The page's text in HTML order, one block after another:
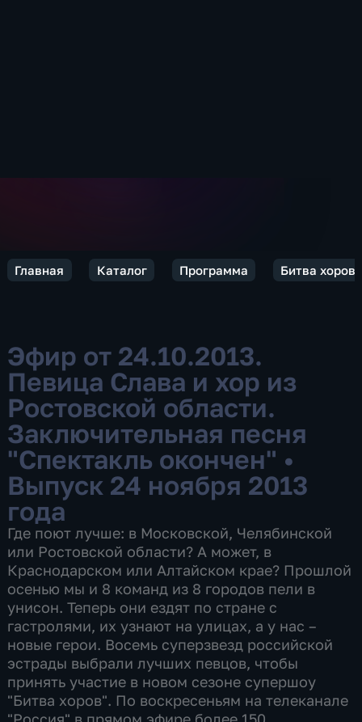
Главная Каталог Программа Битва хоров
Эфир от 24.10.2013.
Певица Слава и хор из
Ростовской области.
Заключительная песня
"Спектакль окончен" •
Выпуск 24 ноября 2013
года
Где поют лучше: в Московской, Челябинской
или Ростовской области? А может, в
Краснодарском или Алтайском крае? Прошлой
осенью мы и 8 команд из 8 городов пели в
унисон. Теперь они ездят по стране с
гастролями, их узнают на улицах, а у нас –
новые герои. Восемь суперзвезд российской
эстрады выбрали лучших певцов, чтобы
принять участие в новом сезоне супершоу
"Битва хоров". По воскресеньям на телеканале